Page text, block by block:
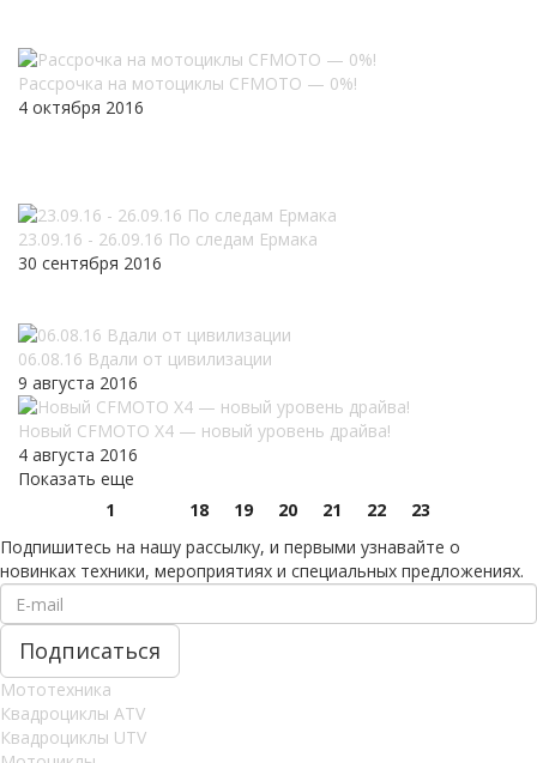
Рассрочка на мотоциклы CFMOTO — 0%!
4 октября 2016
23.09.16 - 26.09.16 По следам Ермака
30 сентября 2016
06.08.16 Вдали от цивилизации
9 августа 2016
Новый CFMOTO X4 — новый уровень драйва!
4 августа 2016
Показать еще
1
18 19 20 21 22
23
Подпишитесь на нашу рассылку, и первыми узнавайте о
новинках техники, мероприятиях и специальных предложениях.
Мототехника
Квадроциклы ATV
Квадроциклы UTV